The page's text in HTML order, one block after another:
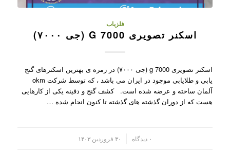
فلزیاب
اسکنر تصویری G 7000 (جی ۷۰۰۰)
اسکنر تصویری g 7000 (جی ۷۰۰۰) در زمره ی بهترین اسکنرهای گنج
یابی و طلایابی موجود در ایران می باشد ، که توسط شرکت okm
آلمان ساخته و عرضه شده است. کشف گنج و دفینه یکی از کارهایی
هست که از دوران گذشته های گذشته تا کنون انجام شده …
۰ دیدگاه ۳۰ فروردین ۱۴۰۳